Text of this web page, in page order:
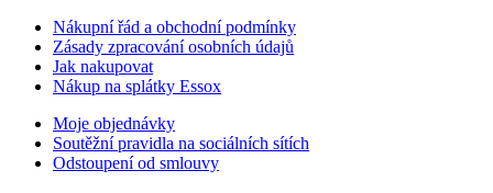
Nákupní řád a obchodní podmínky
Zásady zpracování osobních údajů
Jak nakupovat
Nákup na splátky Essox
Moje objednávky
Soutěžní pravidla na sociálních sítích
Odstoupení od smlouvy